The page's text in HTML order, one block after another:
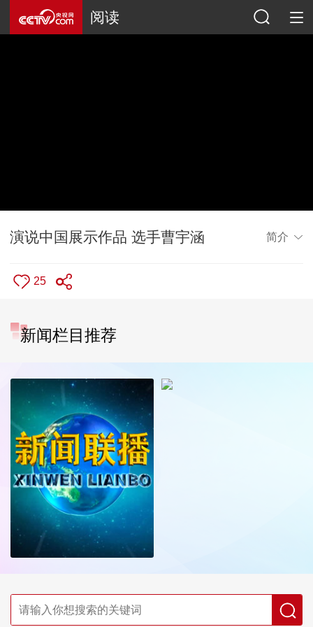
阅读
演说中国展示作品 选手曹宇涵 简介
25
新闻栏目推荐